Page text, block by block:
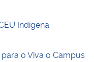
Indígena
o Viva o Campus